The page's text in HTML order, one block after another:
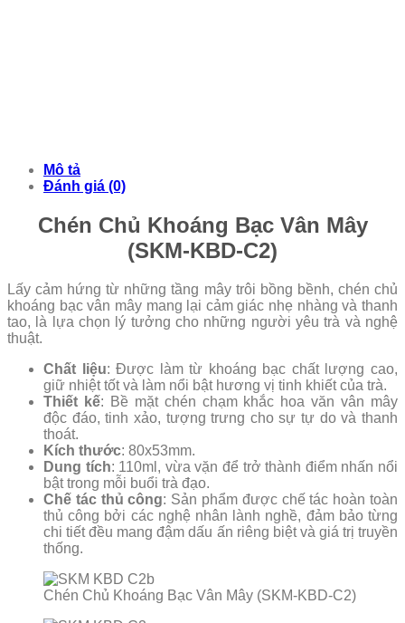
Mô tả
Đánh giá (0)
Chén Chủ Khoáng Bạc Vân Mây
(SKM-KBD-C2)
Lấy cảm hứng từ những tầng mây trôi bồng bềnh, chén chủ
khoáng bạc vân mây mang lại cảm giác nhẹ nhàng và thanh
tao, là lựa chọn lý tưởng cho những người yêu trà và nghệ
thuật.
Chất liệu: Được làm từ khoáng bạc chất lượng cao,
giữ nhiệt tốt và làm nổi bật hương vị tinh khiết của trà.
Thiết kế: Bề mặt chén chạm khắc hoa văn vân mây
độc đáo, tinh xảo, tượng trưng cho sự tự do và thanh
thoát.
Kích thước: 80x53mm.
Dung tích: 110ml, vừa vặn để trở thành điểm nhấn nổi
bật trong mỗi buổi trà đạo.
Chế tác thủ công: Sản phẩm được chế tác hoàn toàn
thủ công bởi các nghệ nhân lành nghề, đảm bảo từng
chi tiết đều mang đậm dấu ấn riêng biệt và giá trị truyền
thống.
Chén Chủ Khoáng Bạc Vân Mây (SKM-KBD-C2)